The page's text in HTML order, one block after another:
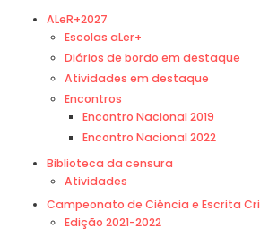
ALeR+2027
Escolas aLer+
Diários de bordo em destaque
Atividades em destaque
Encontros
Encontro Nacional 2019
Encontro Nacional 2022
Biblioteca da censura
Atividades
Campeonato de Ciência e Escrita
Edição 2021-2022